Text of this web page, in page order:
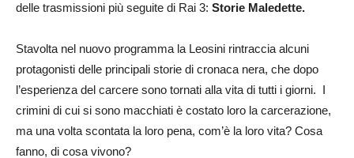
delle trasmissioni più seguite di Rai 3: Storie Maledette.
Stavolta nel nuovo programma la Leosini rintraccia alcuni
protagonisti delle principali storie di cronaca nera, che dopo
l’esperienza del carcere sono tornati alla vita di tutti i giorni. I
crimini di cui si sono macchiati è costato loro la carcerazione,
ma una volta scontata la loro pena, com’è la loro vita? Cosa
fanno, di cosa vivono?